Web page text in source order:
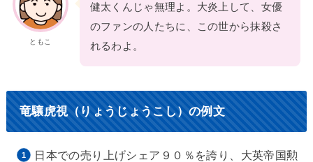
ともこ
健太くんじゃ無理よ。大炎上して、女優
のファンの人たちに、この世から抹殺さ
れるわよ。
竜驤虎視（りょうじょうこし）の例文
日本での売り上げシェア９０％を誇り、大英帝国勲